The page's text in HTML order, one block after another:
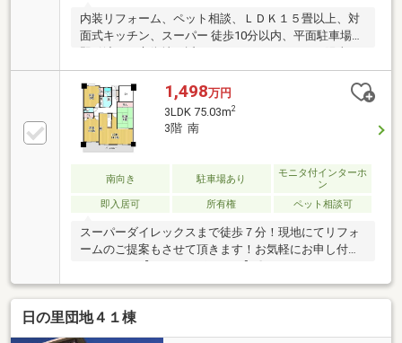
内装リフォーム、ペット相談、ＬＤＫ１５畳以上、対
面式キッチン、スーパー 徒歩10分以内、平面駐車場、
良好、シャワー付洗面化粧台、ワイドバルコニー、温
水洗浄便座、ＴＶモニタ付インターホン、通風良好、
南西向き、ウォークインクローゼット、全居室６畳以
上、ＩＨクッキングヒーター、平坦地、エレベータ
ー、宅配ボックス、駐輪場
1,498万円
3LDK 75.03m2
3階 南
南向き 駐車場あり
モニタ付インターホ
ン
即入居可
所有権 ペット相談可
スーパーダイレックスまで徒歩７分！現地にてリフォ
ームのご提案もさせて頂きます！お気軽にお申し付け
ターキッチンタイプとなっているため、ご家族で会話
をしながら家事を行うことができます！〇リビング横
に和室は、寝室やお子様のプレイルームなど使い方
色々！〇キッチン横に扉があり、脱衣所への動線が優
日の里団地４１棟